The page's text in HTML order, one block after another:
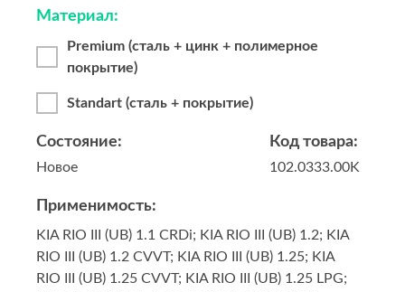
Код товара:
102.0333.00K
Состояние:
Новое
Материал:
Premium (сталь + цинк + полимерное
покрытие)
Standart (сталь + покрытие)
Применимость:
KIA RIO III (UB) 1.1 CRDi; KIA RIO III (UB) 1.2; KIA
RIO III (UB) 1.2 CVVT; KIA RIO III (UB) 1.25; KIA
RIO III (UB) 1.25 CVVT; KIA RIO III (UB) 1.25 LPG;